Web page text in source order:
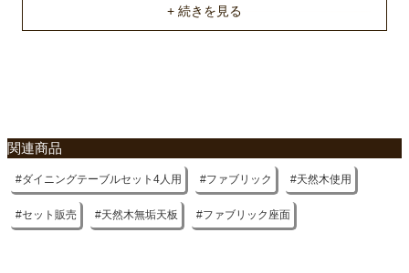
関連商品
ダイニングテーブルセット4人用 ファブリック 天然木使用
セット販売 天然木無垢天板 ファブリック座面